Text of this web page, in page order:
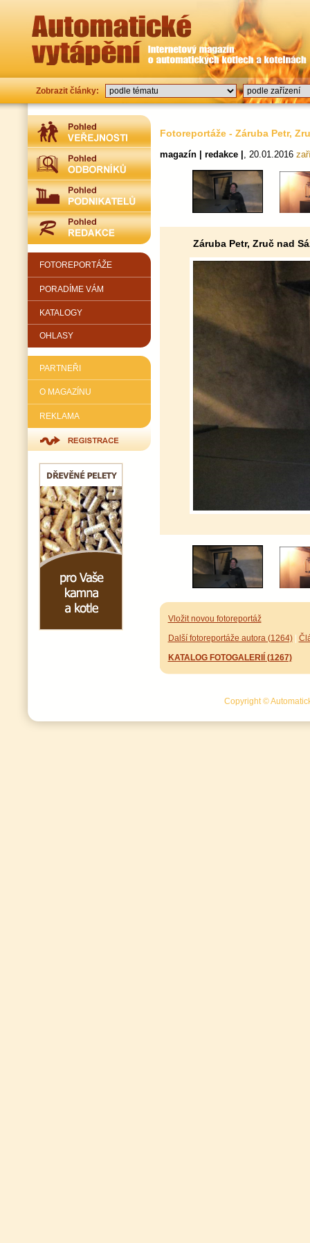
Zobrazit články:
FOTOREPORTÁŽE
PORADÍME VÁM
KATALOGY
OHLASY
PARTNEŘI
O MAGAZÍNU
REKLAMA
Fotoreportáže - Záruba Petr,
magazín | redakce | , 20.01.2016
Záruba Petr, Zruč nad
Vložit novou fotoreportáž
Další fotoreportáže autora (1264) |
KATALOG FOTOGALERIÍ (1267)
Copyright ©